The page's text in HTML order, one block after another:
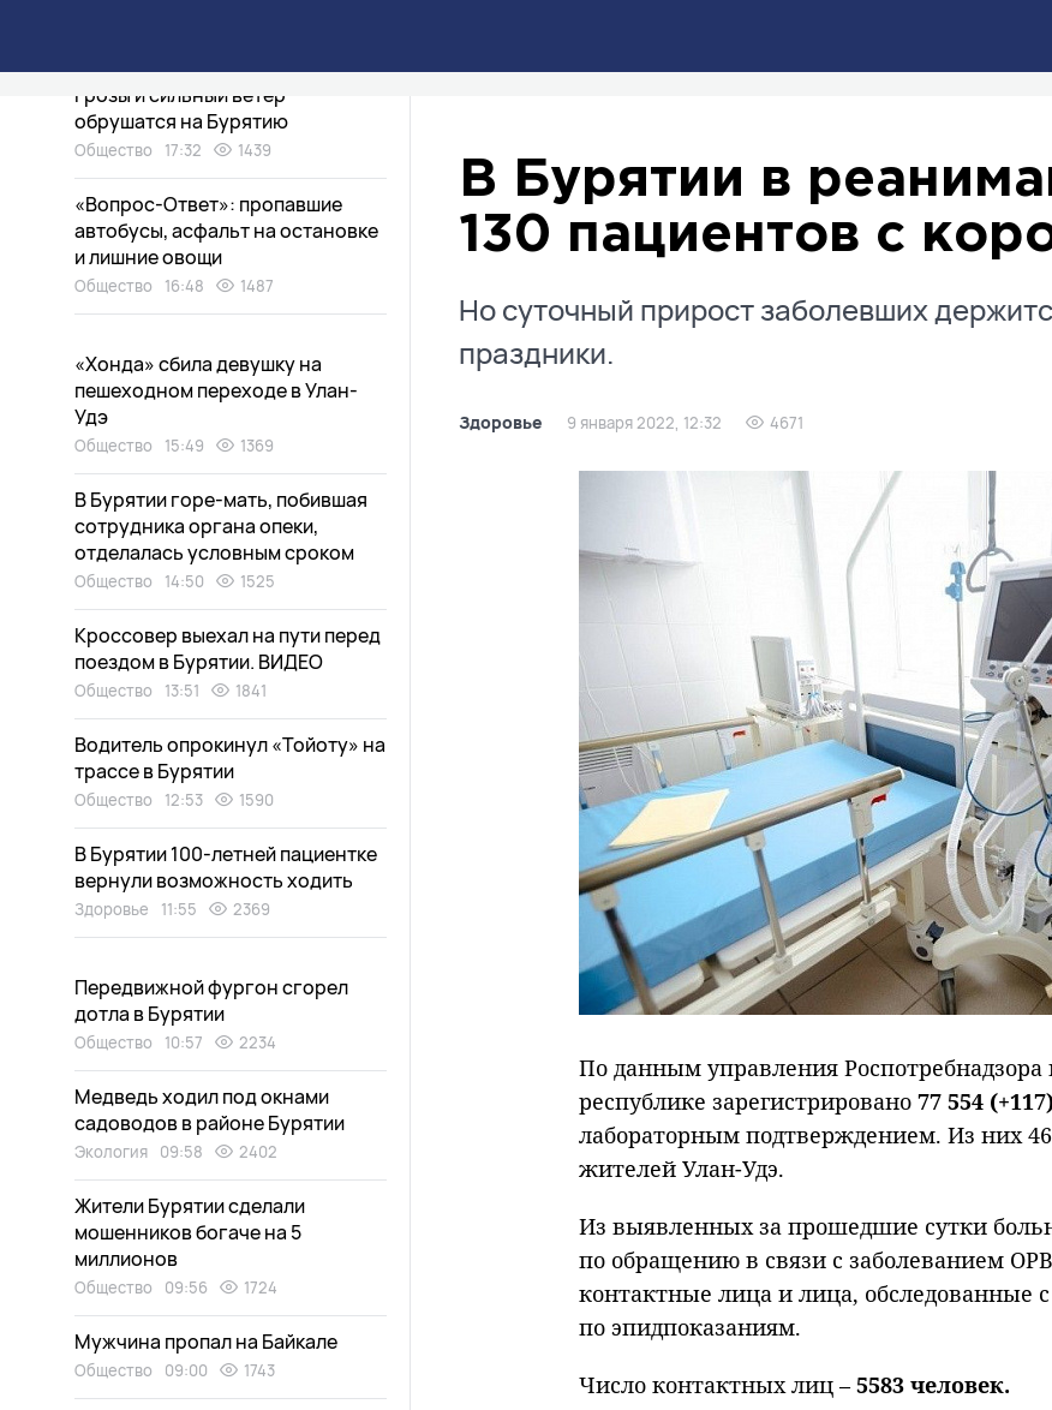
В Бурятии в
130 пациентов с
Но суточный прирост заболевших
праздники.
Здоровье 9 января 2022, 12:32 4671
По данным управления Роспотребнадзора
республике зарегистрировано 77 554
лабораторным подтверждением. Из них
жителей Улан-Удэ.
Из выявленных за прошедшие сутки
по обращению в связи с заболеванием
контактные лица и лица, обследованные
по эпидпоказаниям.
Число контактных лиц –5583 человек.
Грозы и сильный ветер
обрушатся на Бурятию
Общество 17:32 1439
«Вопрос-Ответ»: пропавшие
автобусы, асфальт на остановке
и лишние овощи
Общество 16:48 1487
«Хонда» сбила девушку на
пешеходном переходе в Улан-
Удэ
Общество 15:49 1369
В Бурятии горе-мать, побившая
сотрудника органа опеки,
отделалась условным сроком
Общество 14:50 1525
Кроссовер выехал на пути перед
поездом в Бурятии. ВИДЕО
Общество 13:51 1841
Водитель опрокинул «Тойоту» на
трассе в Бурятии
Общество 12:53 1590
В Бурятии 100-летней пациентке
вернули возможность ходить
Здоровье 11:55 2369
Передвижной фургон сгорел
дотла в Бурятии
Общество 10:57 2234
Медведь ходил под окнами
садоводов в районе Бурятии
Экология 09:58 2402
Жители Бурятии сделали
мошенников богаче на 5
миллионов
Общество 09:56 1724
Мужчина пропал на Байкале
Общество 09:00 1743